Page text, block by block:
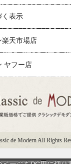
く表示
楽天市場店
ヤフー店
de Modern All Rights